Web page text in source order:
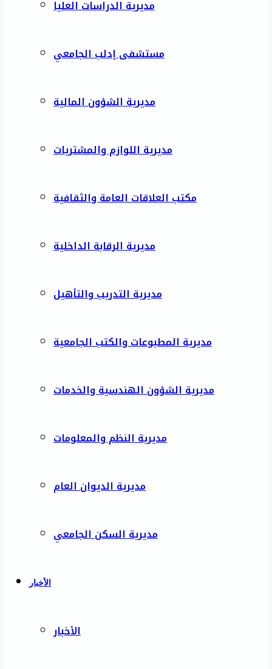
مديرية الدراسات العليا
مستشفى إدلب الجامعي
مديرية الشؤون المالية
مديرية اللوازم والمشتريات
مكتب العلاقات العامة والثقافية
مديرية الرقابة الداخلية
مديرية التدريب والتأهيل
مديرية المطبوعات والكتب الجامعية
مديرية الشؤون الهندسية والخدمات
مديرية النظم والمعلومات
مديرية الديوان العام
مديرية السكن الجامعي
الأخبار
الأخبار